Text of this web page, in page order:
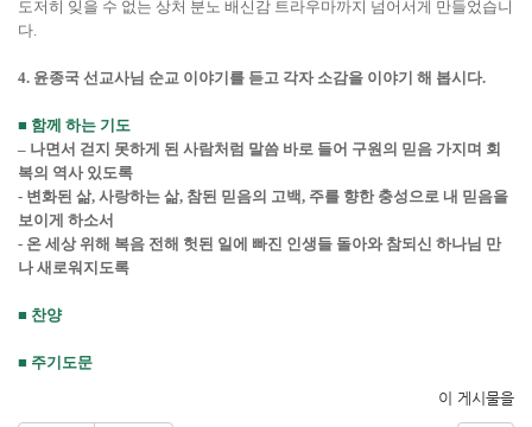
도저히 잊을 수 없는 상처 분노 배신감 트라우마까지 넘어서게 만들었습니
다.
4. 윤종국 선교사님 순교 이야기를 듣고 각자 소감을 이야기 해 봅시다.
■ 함께 하는 기도
– 나면서 걷지 못하게 된 사람처럼 말씀 바로 들어 구원의 믿음 가지며 회
복의 역사 있도록
- 변화된 삶, 사랑하는 삶, 참된 믿음의 고백 , 주를 향한 충성으로 내 믿음을
보이게 하소서
- 온 세상 위해 복음 전해 헛된 일에 빠진 인생들 돌아와 참되신 하나님 만
나 새로워지도록
■ 찬양
■ 주기도문
이 게시물을